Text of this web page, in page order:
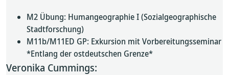
M2 Übung: Humangeographie I (Sozialgeographische
Stadtforschung)
M11b/M11ED GP: Exkursion mit Vorbereitungsseminar
*Entlang der ostdeutschen Grenze*
Veronika Cummings: